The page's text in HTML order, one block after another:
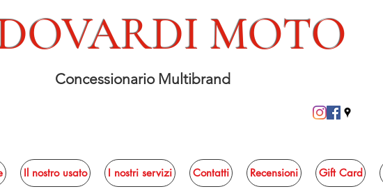
MOTO
Concessionario Multibrand
Il nostro usato I nostri servizi Contatti Recensioni Gift Card